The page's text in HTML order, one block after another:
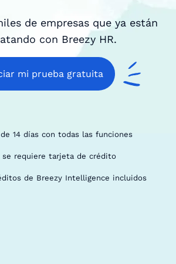
de empresas que ya están
con Breezy HR.
mi prueba gratuita
de 14 días con todas las funciones
se requiere tarjeta de crédito
de Breezy Intelligence incluidos